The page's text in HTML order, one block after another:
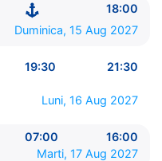
18:00
Duminica, 15 Aug 2027
19:30 21:30
Luni, 16 Aug 2027
07:00
16:00
Marti, 17 Aug 2027